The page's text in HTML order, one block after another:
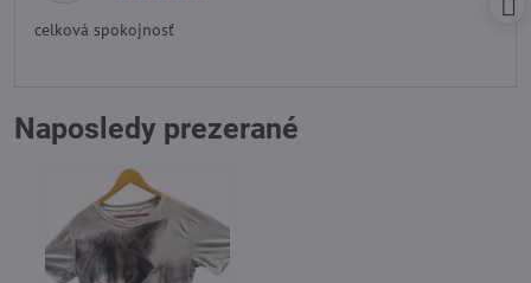
celková spokojnosť
Naposledy prezerané